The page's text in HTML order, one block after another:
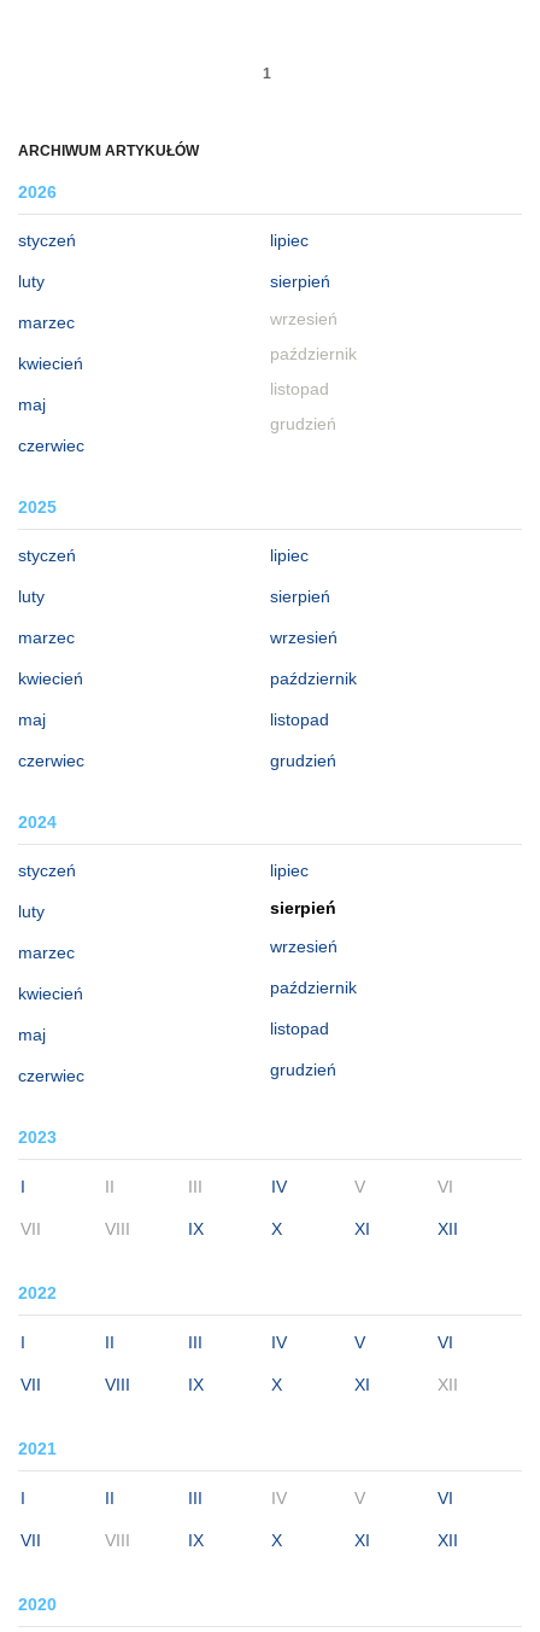
ARCHIWUM ARTYKUŁÓW
2026
styczeń
luty
marzec
kwiecień
maj
czerwiec
lipiec
sierpień
wrzesień
październik
listopad
grudzień
2025
styczeń
luty
marzec
kwiecień
maj
czerwiec
lipiec
sierpień
wrzesień
październik
listopad
grudzień
2024
styczeń
luty
marzec
kwiecień
maj
czerwiec
lipiec
sierpień
wrzesień
październik
listopad
grudzień
2023
I II III IV V VI
VII VIII IX X XI XII
2022
I II III IV V VI
VII VIII IX X XI XII
2021
I II III IV V VI
VII VIII IX X XI XII
2020
1